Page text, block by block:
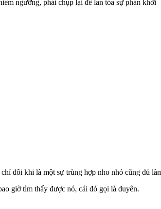
đôi khi là một sự trùng hợp nho nhỏ cũng đủ
giờ tìm thấy được nó, cái đó gọi là duyên.